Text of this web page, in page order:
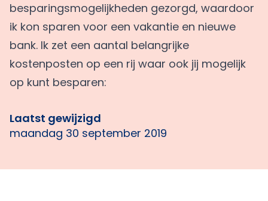
besparingsmogelijkheden gezorgd, waardoor
ik kon sparen voor een vakantie en nieuwe
bank. Ik zet een aantal belangrijke
kostenposten op een rij waar ook jij mogelijk
op kunt besparen:
Laatst gewijzigd
maandag 30 september 2019